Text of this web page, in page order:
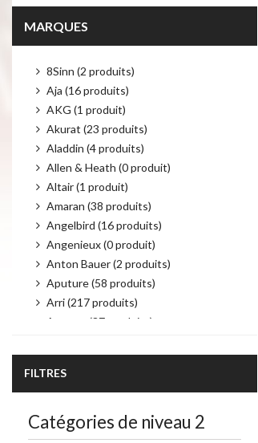
MARQUES
8Sinn (2 produits)
Aja (16 produits)
AKG (1 produit)
Akurat (23 produits)
Aladdin (4 produits)
Allen & Heath (0 produit)
Altair (1 produit)
Amaran (38 produits)
Angelbird (16 produits)
Angenieux (0 produit)
Anton Bauer (2 produits)
Aputure (58 produits)
Arri (217 produits)
Atomos (37 produits)
Avenger (21 produits)
Avtec (4 produits)
Bebob (25 produits)
FILTRES
Catégories de niveau 2